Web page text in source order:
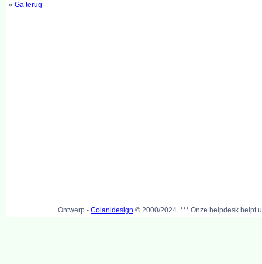
« Ga terug
Ontwerp - Colanidesign © 2000/2024. *** Onze helpdesk helpt